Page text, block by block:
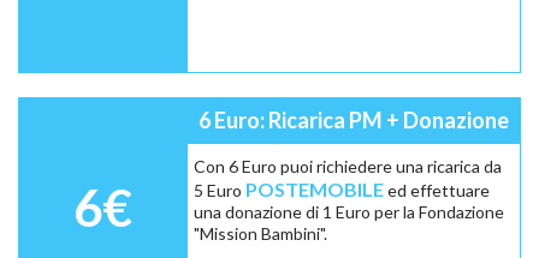
6€
6 Euro: Ricarica PM + Donazione
Con 6 Euro puoi richiedere una ricarica da
5 Euro POSTEMOBILEed effettuare
una donazione di 1 Euro per la Fondazione
"Mission Bambini".